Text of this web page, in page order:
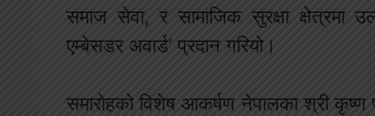
समाज सेवा, र सामाजिक सुरक्षा क्षेत्रमा
एम्बेसडर अवार्ड’ प्रदान गरियो।
समारोहको विशेष आकर्षण नेपालका श्री कृष्ण